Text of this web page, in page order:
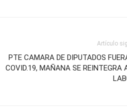
Artículo
PTE CAMARA DE DIPUTADOS
COVID.19, MAÑANA SE REINTEGRA